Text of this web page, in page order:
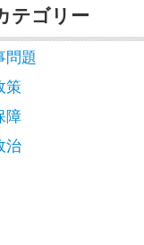
テゴリー
問題
策
障
治